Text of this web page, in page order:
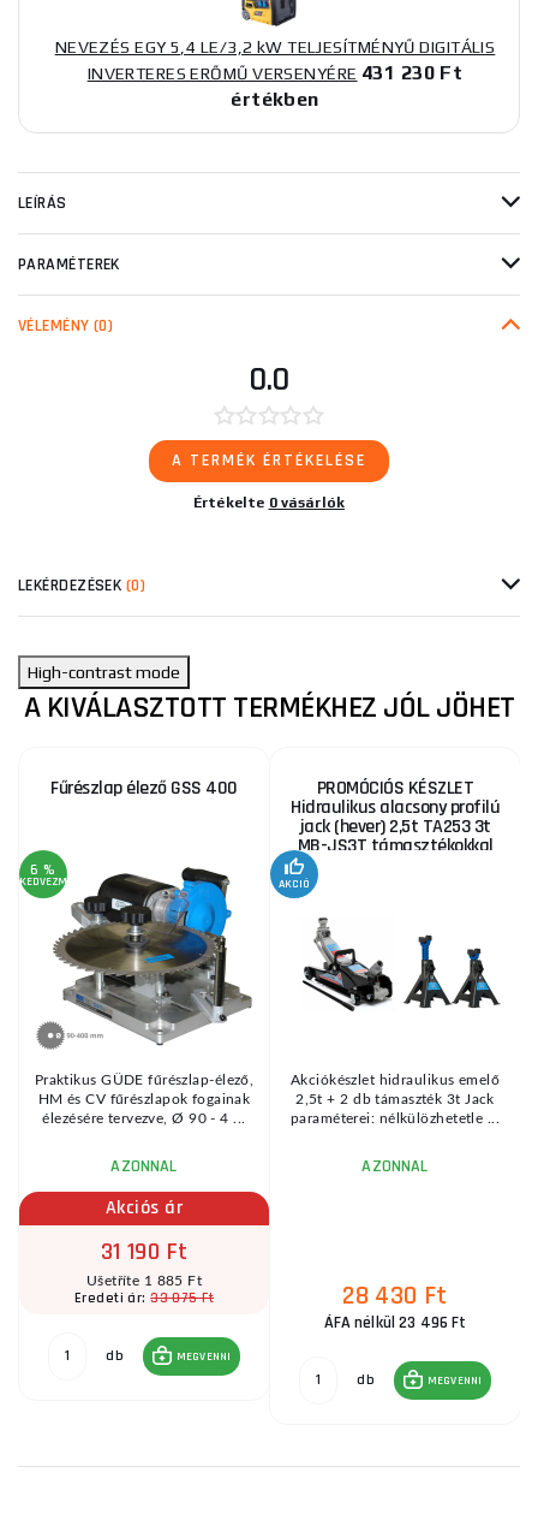
NEVEZÉS EGY 5,4 LE/3,2 kW TELJESÍTMÉNYŰ DIGITÁLIS
INVERTERES ERŐMŰ VERSENYÉRE 431 230 Ft
értékben
LEÍRÁS
PARAMÉTEREK
VÉLEMÉNY (0)
0.0
A TERMÉK ÉRTÉKELÉSE
Értékelte 0 vásárlók
LEKÉRDEZÉSEK (0)
High-contrast mode
A KIVÁLASZTOTT TERMÉKHEZ JÓL JÖHET
Fűrészlap élező GSS 400
6 %
KEDVEZMÉNY
Praktikus GÜDE fűrészlap-élező,
HM és CV fűrészlapok fogainak
élezésére tervezve, Ø 90 - 4 ...
AZONNAL
Akciós ár
31 190 Ft
Ušetříte 1 885 Ft
Eredeti ár:33 075 Ft
db MEGVENNI
PROMÓCIÓS KÉSZLET
Hidraulikus alacsony profilú
jack (hever) 2,5t TA253 3t
MB-JS3T támasztékokkal
AKCIÓ
Akciókészlet hidraulikus emelő
2,5t + 2 db támaszték 3t Jack
paraméterei: nélkülözhetetle ...
AZONNAL
28 430 Ft
ÁFA nélkül 23 496 Ft
db MEGVENNI